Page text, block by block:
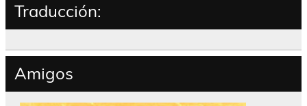
Traducción:
Amigos